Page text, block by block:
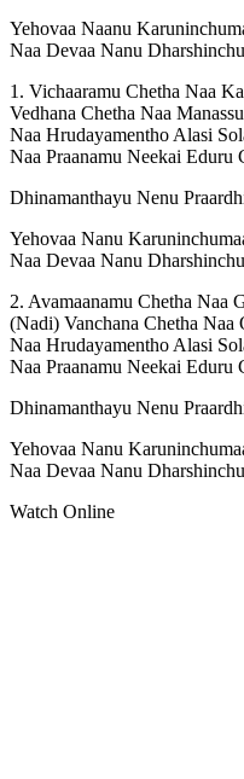
Yehovaa Naanu
Naa Devaa Nanu
1. Vichaaramu Chetha Naa
Vedhana Chetha Naa
Naa Hrudayamentho Alasi
Naa Praanamu Neekai Eduru
Dhinamanthayu Nenu
Yehovaa Nanu
Naa Devaa Nanu
2. Avamaanamu Chetha Naa
(Nadi) Vanchana Chetha Naa
Naa Hrudayamentho Alasi
Naa Praanamu Neekai Eduru
Dhinamanthayu Nenu
Yehovaa Nanu
Naa Devaa Nanu
Watch Online